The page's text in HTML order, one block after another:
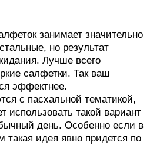
занимает значительно
но результат
Лучше всего
салфетки. Так ваш
эффектнее.
с пасхальной тематикой,
использовать такой вариант
день. Особенно если в
такая идея явно придется по